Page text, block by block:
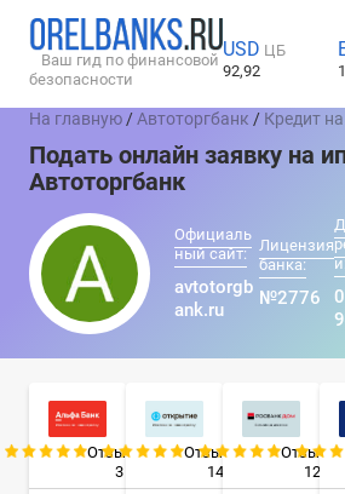
Ваш гид по финансовой
безопасности
USD ЦБ
92,92
На главную /Автоторгбанк / Кредит
Подать онлайн заявку на
Автоторгбанк
Официаль
ный сайт:
avtotorgb
ank.ru
Лицензия
банка:
№2776
Отзывы:
3
Отзывы:
14
Отзывы:
12